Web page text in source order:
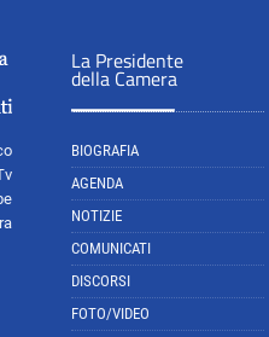
La Presidente
della Camera
BIOGRAFIA
AGENDA
NOTIZIE
COMUNICATI
DISCORSI
FOTO/VIDEO